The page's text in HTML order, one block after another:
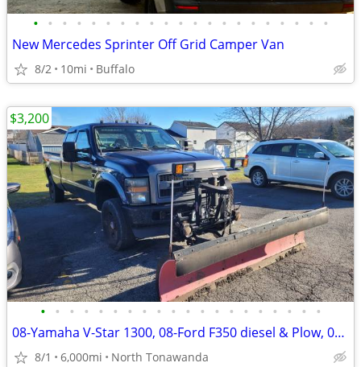
• • • • • • • • • • • • • • • • • • • • •
New Mercedes Sprinter Off Grid Camper Van
8/2 10mi Buffalo
• • • • • • • • • • • • • • • • • • • •
08-Yamaha V-Star 1300, 08-Ford F350 diesel & Plow, 08 Sebring Conv.
8/1 6,000mi North Tonawanda
$3,200